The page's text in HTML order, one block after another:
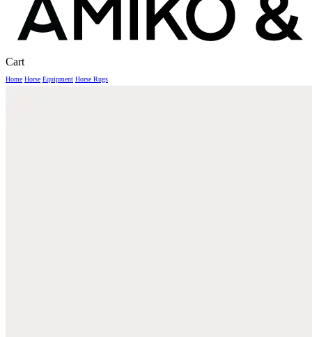
CartClose
Home Horse Equipment Horse Rugs